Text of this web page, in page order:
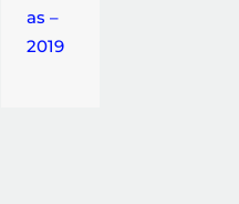
as –
2019